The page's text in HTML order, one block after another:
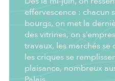
effervescence : chacun
bourgs, on met la
des vitrines, on
travaux, les marchés
les criques se
plaisance, nombreux